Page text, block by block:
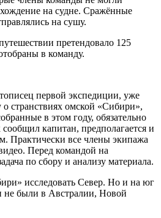
на судне. Сражённые
на сушу.
претендовало 125
в команду.
первой экспедиции, уже
странствиях омской «Сибири»,
в этом году, обязательно
капитан, предполагается и
Практически все члены экипажа
Перед командой на
по сбору и анализу материала.
исследовать Север. Но и на юг
не были в Австралии, Новой